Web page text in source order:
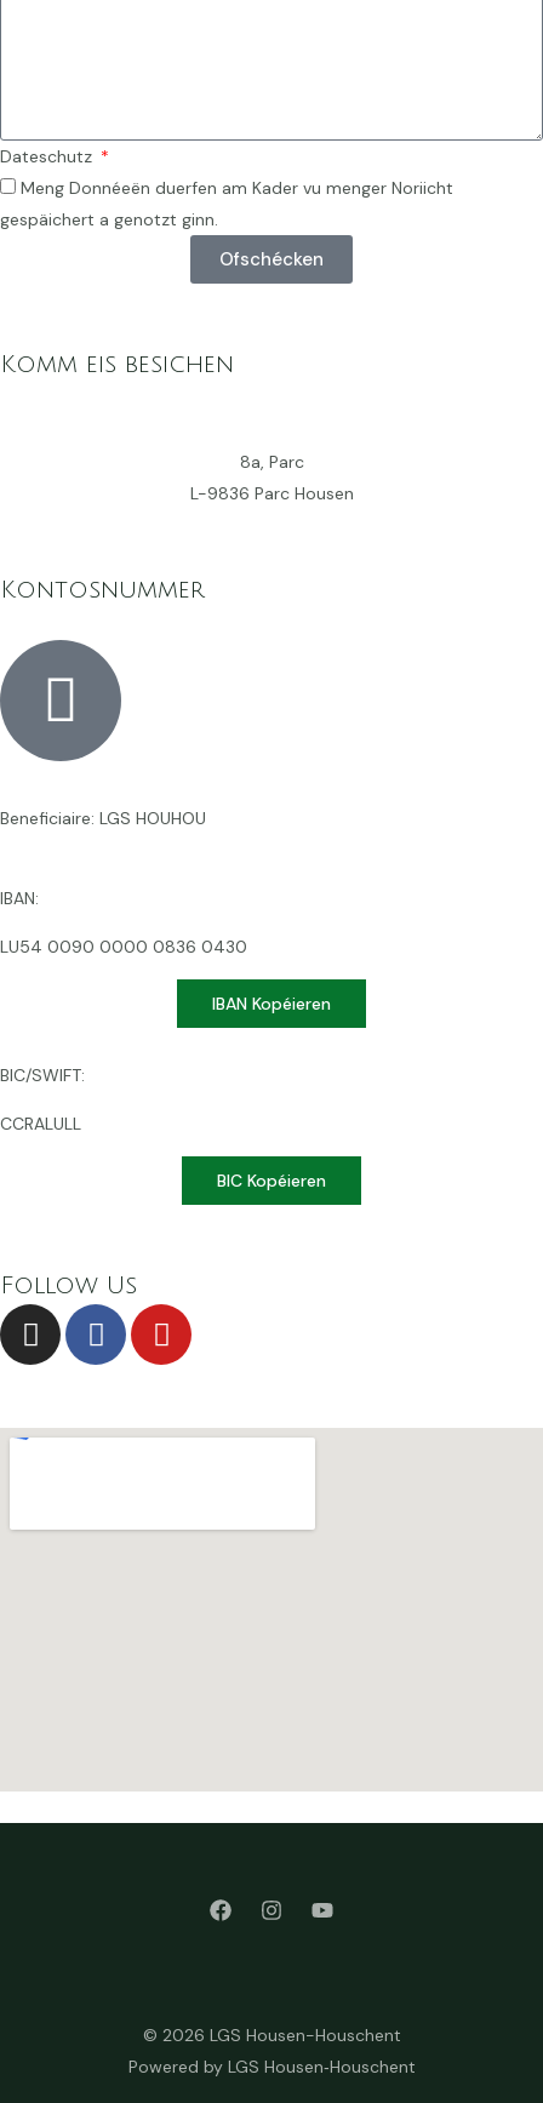
Dateschutz
Meng Donnéeën duerfen am Kader vu menger Noriicht
gespäichert a genotzt ginn.
Ofschécken
Komm eis besichen
8a, Parc
L-9836 Parc Housen
Kontosnummer
Beneficiaire: LGS HOUHOU
IBAN:
LU54 0090 0000 0836 0430
IBAN Kopéieren
BIC/SWIFT:
CCRALULL
BIC Kopéieren
Follow Us
© 2026 LGS Housen-Houschent
Powered by LGS Housen‑Houschent